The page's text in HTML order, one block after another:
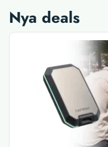
Nya deals